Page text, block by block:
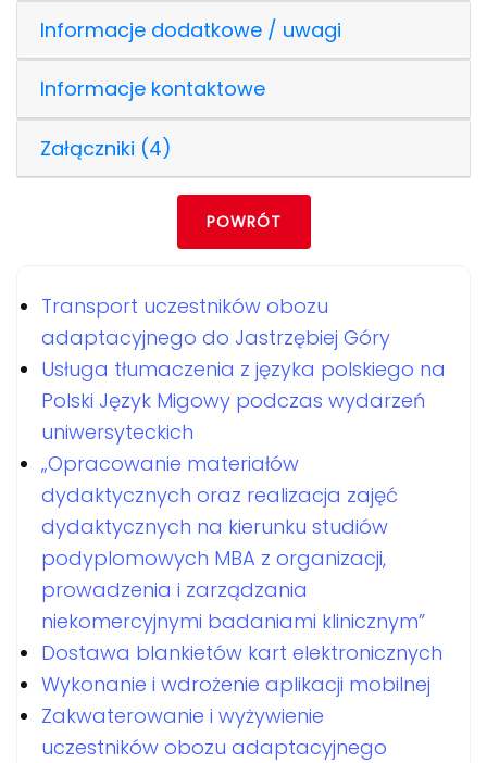
Informacje dodatkowe / uwagi
Informacje kontaktowe
Załączniki (4)
POWRÓT
Transport uczestników obozu
adaptacyjnego do Jastrzębiej Góry
Usługa tłumaczenia z języka polskiego na
Polski Język Migowy podczas wydarzeń
uniwersyteckich
„Opracowanie materiałów
dydaktycznych oraz realizacja zajęć
dydaktycznych na kierunku studiów
podyplomowych MBA z organizacji,
prowadzenia i zarządzania
niekomercyjnymi badaniami klinicznym”
Dostawa blankietów kart elektronicznych
Wykonanie i wdrożenie aplikacji mobilnej
Zakwaterowanie i wyżywienie
uczestników obozu adaptacyjnego